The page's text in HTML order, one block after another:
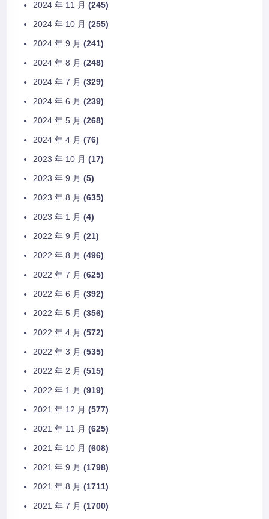
2024 年 11 月 (245)
2024 年 10 月 (255)
2024 年 9 月 (241)
2024 年 8 月 (248)
2024 年 7 月 (329)
2024 年 6 月 (239)
2024 年 5 月 (268)
2024 年 4 月 (76)
2023 年 10 月 (17)
2023 年 9 月 (5)
2023 年 8 月 (635)
2023 年 1 月 (4)
2022 年 9 月 (21)
2022 年 8 月 (496)
2022 年 7 月 (625)
2022 年 6 月 (392)
2022 年 5 月 (356)
2022 年 4 月 (572)
2022 年 3 月 (535)
2022 年 2 月 (515)
2022 年 1 月 (919)
2021 年 12 月 (577)
2021 年 11 月 (625)
2021 年 10 月 (608)
2021 年 9 月 (1798)
2021 年 8 月 (1711)
2021 年 7 月 (1700)